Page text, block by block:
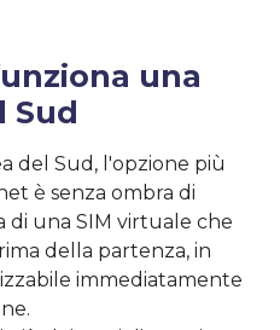
una
Sud
del Sud, l'opzione più
è senza ombra di
di una SIM virtuale che
della partenza, in
immediatamente